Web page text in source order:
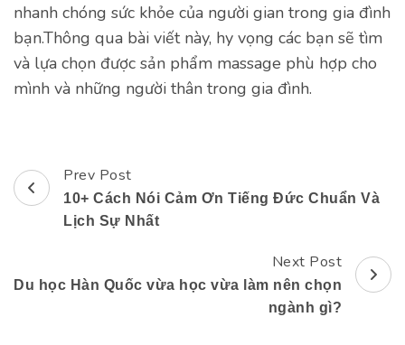
nhanh chóng sức khỏe của người gian trong gia đình
bạn.Thông qua bài viết này, hy vọng các bạn sẽ tìm
và lựa chọn được sản phẩm massage phù hợp cho
mình và những người thân trong gia đình.
Post
Navigation
Prev Post
10+ Cách Nói Cảm Ơn Tiếng Đức Chuẩn Và
Lịch Sự Nhất
Next Post
Du học Hàn Quốc vừa học vừa làm nên chọn
ngành gì?